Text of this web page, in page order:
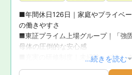
■年間休日126日｜家庭やプライベ
の働きやすさ
■東証プライム上場グループ｜「強
母体の圧倒的な安心感
■充実の研修制度｜未経験・ブラン
を徹底サポート
...続きを読む